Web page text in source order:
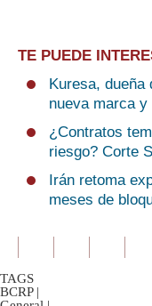
TE PUEDE
Kuresa,
nueva marca
¿Contratos
riesgo? Corte
Irán retoma
meses de
TAGS
BCRP |